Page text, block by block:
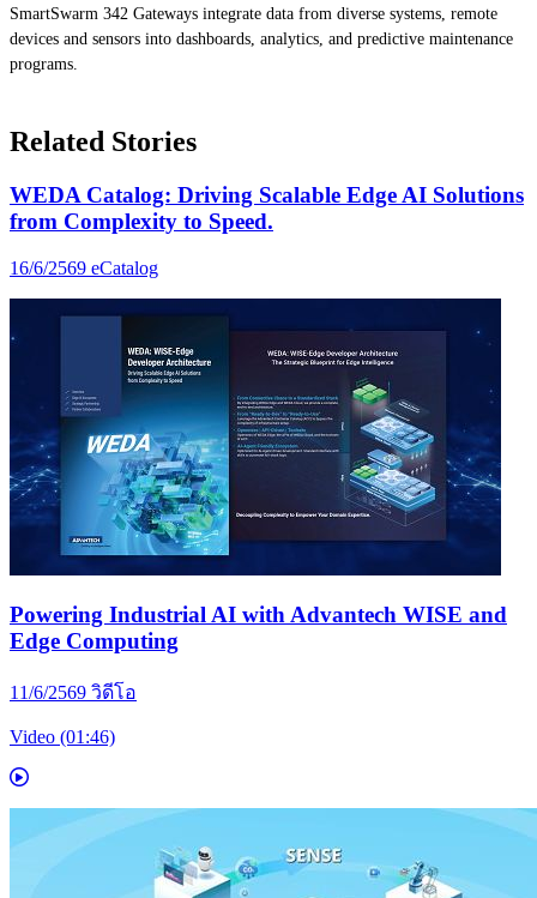
SmartSwarm 342 Gateways integrate data from diverse systems, remote
devices and sensors into dashboards, analytics, and predictive maintenance
programs.
Related Stories
WEDA Catalog: Driving Scalable Edge AI Solutions
from Complexity to Speed.
16/6/2569 eCatalog
Powering Industrial AI with Advantech WISE and
Edge Computing
11/6/2569 วิดีโอ
Video (01:46)